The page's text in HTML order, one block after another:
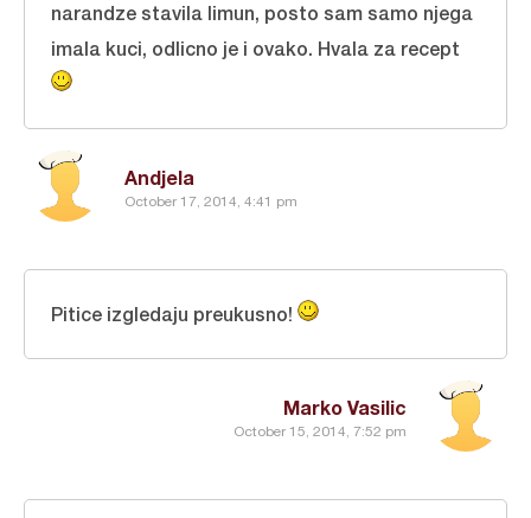
Andjela
October 17, 2014, 4:41 pm
narandze stavila limun, posto sam samo njega
imala kuci, odlicno je i ovako. Hvala za recept
Marko Vasilic
October 15, 2014, 7:52 pm
Pitice izgledaju preukusno!